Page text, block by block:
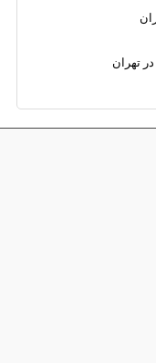
در تهران